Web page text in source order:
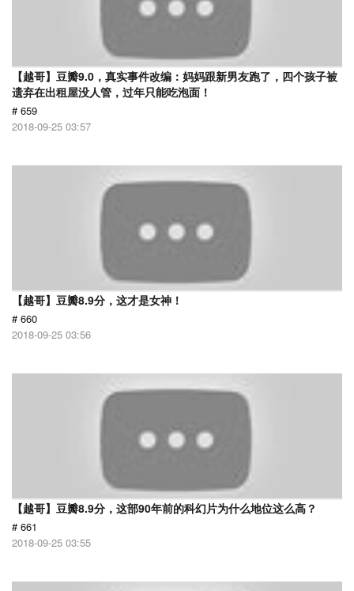
【越哥】豆瓣9.0，真实事件改编：妈妈跟新男友跑了，四个孩子被
遗弃在出租屋没人管，过年只能吃泡面！
# 659
2018-09-25 03:57
【越哥】豆瓣8.9分，这才是女神！
# 660
2018-09-25 03:56
【越哥】豆瓣8.9分，这部90年前的科幻片为什么地位这么高？
# 661
2018-09-25 03:55